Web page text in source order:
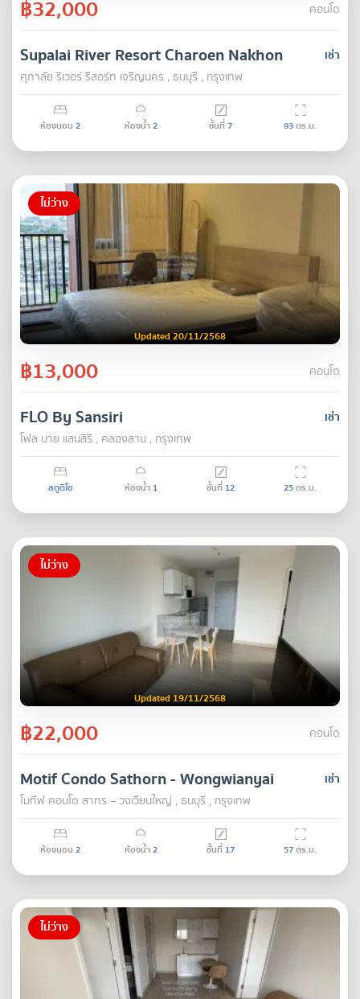
฿32,000 คอนโด
เช่า
Supalai River Resort Charoen Nakhon
ศุภาลัย ริเวอร์ รีสอร์ท เจริญนคร , ธนบุรี , กรุงเทพ
ห้องนอน 2 ห้องน้ำ2 ชั้นที่7 93ตร.ม.
ไม่ว่าง
Updated 20/11/2568
฿13,000 คอนโด
เช่า
FLO By Sansiri
โฟล บาย แสนสิริ , คลองสาน , กรุงเทพ
สตูดิโอ ห้องน้ำ 1 ชั้นที่ 12 25ตร.ม.
ไม่ว่าง
Updated 19/11/2568
฿22,000 คอนโด
เช่า
Motif Condo Sathorn - Wongwianyai
โมทีฟ คอนโด สาทร – วงเวียนใหญ่ , ธนบุรี , กรุงเทพ
ห้องนอน 2 ห้องน้ำ2 ชั้นที่ 17 57ตร.ม.
ไม่ว่าง